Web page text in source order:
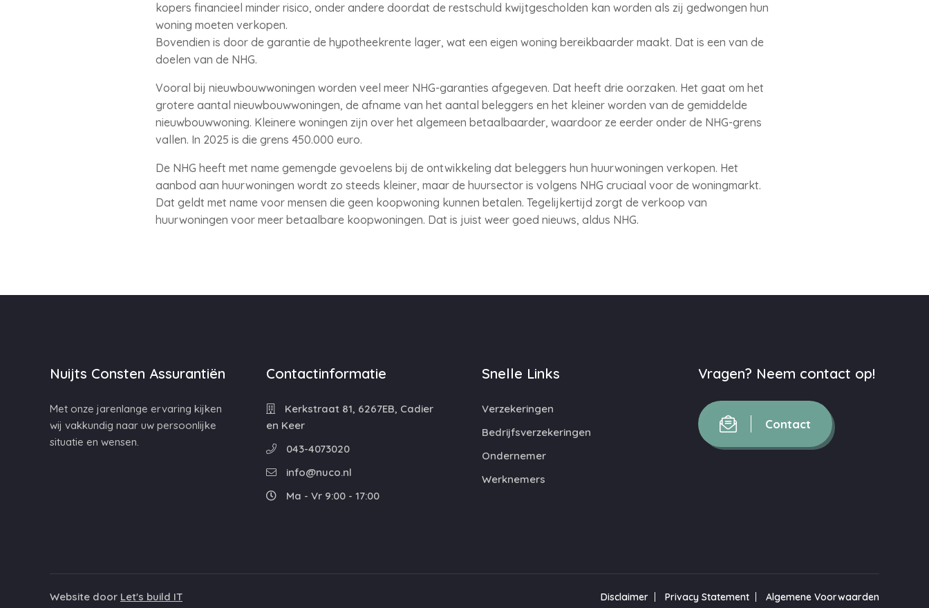
kopers financieel minder risico, onder andere doordat de restschuld kwijtgescholden kan worden als zij gedwongen hun
woning moeten verkopen.
Bovendien is door de garantie de hypotheekrente lager, wat een eigen woning bereikbaarder maakt. Dat is een van de
doelen van de NHG.
Vooral bij nieuwbouwwoningen worden veel meer NHG-garanties afgegeven. Dat heeft drie oorzaken. Het gaat om het
grotere aantal nieuwbouwwoningen, de afname van het aantal beleggers en het kleiner worden van de gemiddelde
nieuwbouwwoning. Kleinere woningen zijn over het algemeen betaalbaarder, waardoor ze eerder onder de NHG-grens
vallen. In 2025 is die grens 450.000 euro.
De NHG heeft met name gemengde gevoelens bij de ontwikkeling dat beleggers hun huurwoningen verkopen. Het
aanbod aan huurwoningen wordt zo steeds kleiner, maar de huursector is volgens NHG cruciaal voor de woningmarkt.
Dat geldt met name voor mensen die geen koopwoning kunnen betalen. Tegelijkertijd zorgt de verkoop van
huurwoningen voor meer betaalbare koopwoningen. Dat is juist weer goed nieuws, aldus NHG.
Nuijts Consten Assurantiën
Met onze jarenlange ervaring kijken
wij vakkundig naar uw persoonlijke
situatie en wensen.
Contactinformatie
Kerkstraat 81, 6267EB, Cadier
en Keer
043-4073020
info@nuco.nl
Ma - Vr 9:00 - 17:00
Snelle Links
Verzekeringen
Bedrijfsverzekeringen
Ondernemer
Werknemers
Vragen? Neem contact op!
Contact
Website door Let's build IT Disclaimer Privacy Statement Algemene Voorwaarden